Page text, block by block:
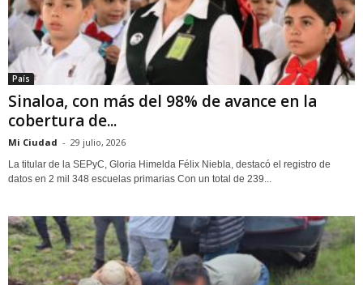
País
Sinaloa, con más del 98% de avance en la
cobertura de...
Mi Ciudad - 29 julio, 2026
La titular de la SEPyC, Gloria Himelda Félix Niebla, destacó el registro de
datos en 2 mil 348 escuelas primarias Con un total de 239...